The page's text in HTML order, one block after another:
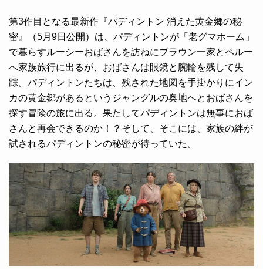
第3作目となる最新作『パディントン 消えた黄金郷の秘
密』（5月9日公開）は、パディントンが「老グマホーム」
で暮らすルーシーおばさんを訪ねにブラウン一家とペルー
へ家族旅行に出るが、おばさんは眼鏡と腕輪を残して失
踪。パディントンたちは、残された地図を手掛かりにイン
カの黄金郷があるというジャングルの奥地へとおばさんを
探す冒険の旅に出る。果たしてパディントンは無事におば
さんと再会できるのか！？そして、そこには、家族の絆が
試されるパディントンの秘密が待っていた。